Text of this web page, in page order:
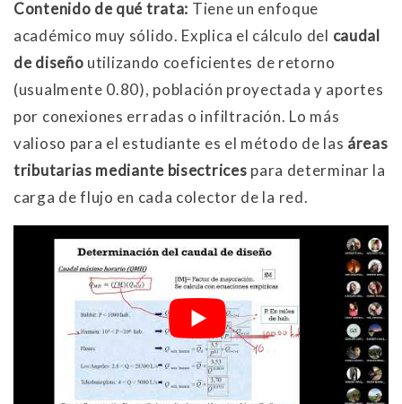
Contenido de qué trata: Tiene un enfoque
académico muy sólido. Explica el cálculo del caudal
de diseño utilizando coeficientes de retorno
(usualmente 0.80), población proyectada y aportes
por conexiones erradas o infiltración. Lo más
valioso para el estudiante es el método de las áreas
tributarias mediante bisectrices para determinar la
carga de flujo en cada colector de la red.